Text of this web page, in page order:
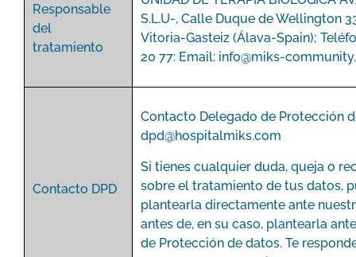
Responsable
del
tratamiento
S.L.U-, Calle Duque de Wellington
Vitoria-Gasteiz (Álava-Spain);
20 77: Email: info@miks-community
Contacto DPD
Contacto Delegado de Protección
dpd@hospitalmiks.com
Si tienes cualquier duda, queja o
sobre el tratamiento de tus datos,
plantearla directamente ante
antes de, en su caso, plantearla
de Protección de datos. Te